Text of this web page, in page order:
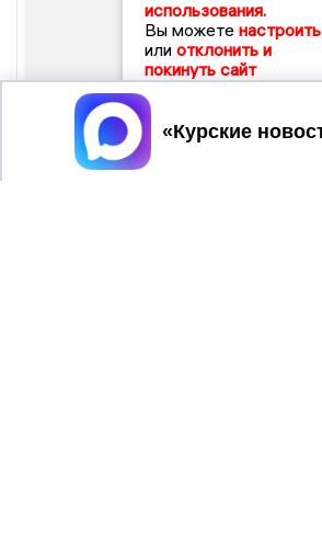
использования.
Вы можете настроить
или отклонить и
покинуть сайт
Принять